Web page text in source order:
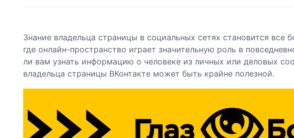
Знание владельца страницы в социальных сетях становится
где онлайн-пространство играет значительную роль в
ли вам узнать информацию о человеке из личных или деловых
владельца страницы ВКонтакте может быть крайне полезной.